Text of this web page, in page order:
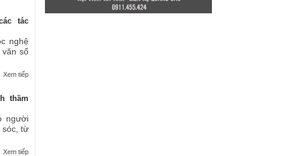
tác
nghệ
văn số
Xem tiếp
thầm
người
sóc, từ
Xem tiếp